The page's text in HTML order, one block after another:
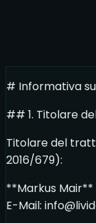
de|it
# Informativa
## 1. Titolare
Titolare del
2016/679):
**Markus
E-Mail: